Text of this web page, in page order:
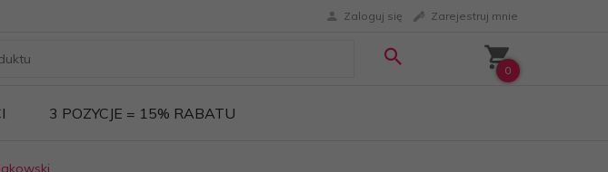
Zaloguj się Zarejestruj mnie
0
3 POZYCJE = 15% RABATU